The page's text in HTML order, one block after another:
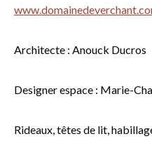
Architecte : Anouck Ducros
Designer espace : Marie-
Rideaux, têtes de lit,